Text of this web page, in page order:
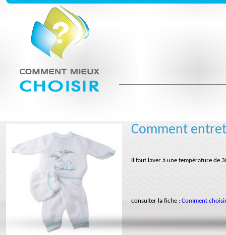
Comment
Il faut laver à une température de
consulter la fiche : Comment